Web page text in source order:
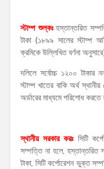
স্টাম্প শুল্কঃহস্তান্তরিত
টাকা (১৮৯৯ সালের স্টাম্প
ক্রমিকে উল্লিখিত বর্ণনা
দলিলে সর্বোচ্চ ১২০০ টাকার
স্টাম্প খাতের বাকি অর্থ
অর্ডারের মাধ্যমে পরিশোধ করতে
স্থানীয় সরকার করঃ সিটি
সম্পত্তি না হলে, হস্তান্তরিত
টাকা, সিটি কর্পোরেশন ভুক্ত